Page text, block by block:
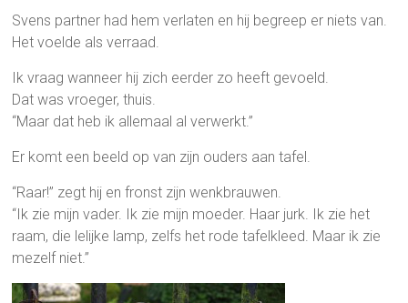
Svens partner had hem verlaten en hij begreep er niets van.
Het voelde als verraad.
Ik vraag wanneer hij zich eerder zo heeft gevoeld.
Dat was vroeger, thuis.
“Maar dat heb ik allemaal al verwerkt.”
Er komt een beeld op van zijn ouders aan tafel.
“Raar!” zegt hij en fronst zijn wenkbrauwen.
“Ik zie mijn vader. Ik zie mijn moeder. Haar jurk. Ik zie het
raam, die lelijke lamp, zelfs het rode tafelkleed. Maar ik zie
mezelf niet.”